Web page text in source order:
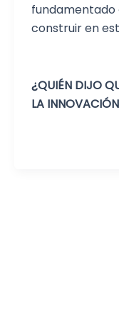
fundamentado
construir en
¿QUIÉN DIJO
LA